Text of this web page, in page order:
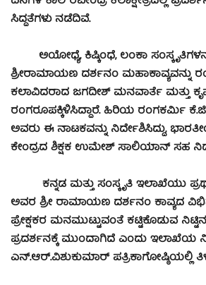
ಸಿದ್ದತೆಗಳು ನಡೆದಿವೆ.
ಅಯೋಧ್ಯೆ, ಕಿಷ್ಕಿಂಧೆ, ಲಂಕಾ
ಶ್ರೀರಾಮಾಯಣ ದರ್ಶನಂ
ಕಲಾವಿದರಾದ ಜಗದೀಶ್ ಮನವಾರ್ತೆ ಮತ್ತು
ರಂಗರೂಪಕ್ಕಿಳಿಸಿದ್ದಾರೆ. ಹಿರಿಯ ರಂಗಕರ್ಮಿ
ಅವರು ಈ ನಾಟಕವನ್ನು ನಿರ್ದೇಶಿಸಿದ್ದು,
ಕೇಂದ್ರದ ಶಿಕ್ಷಕ ಉಮೇಶ್ ಸಾಲಿಯಾನ್ ಸಹ
ಕನ್ನಡ ಮತ್ತು ಸಂಸ್ಕೃತಿ ಇಲಾಖೆಯು
ಅವರ ಶ್ರೀ ರಾಮಾಯಣ ದರ್ಶನಂ ಕಾವ್ಯದ
ಪ್ರೇಕ್ಷಕರ ಮನಮುಟ್ಟುವಂತೆ ಕಟ್ಟಿಕೊಡುವ
ಪ್ರದರ್ಶನಕ್ಕೆ ಮುಂದಾಗಿದೆ ಎಂದು ಇಲಾಖೆಯ
ಎನ್.ಆರ್.ವಿಶುಕುಮಾರ್ ಪತ್ರಿಕಾಗೋಷ್ಠಿಯಲ್ಲಿ